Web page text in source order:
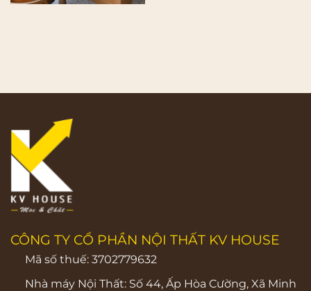
CÔNG TY CỔ PHẦN NỘI THẤT KV HOUSE
Mã số thuế: 3702779632
Nhà máy Nội Thất: Số 44, Ấp Hòa Cường, Xã Minh